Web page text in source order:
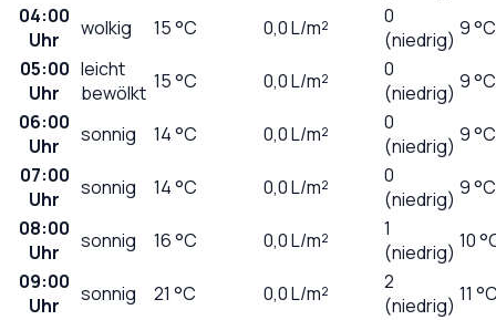
04:00
Uhr
wolkig 15°C 0,0L/m²
0
(niedrig) 9 °C
05:00
Uhr
leicht
bewölkt 15°C 0,0L/m²
0
(niedrig) 9 °C
06:00
Uhr
sonnig 14°C 0,0L/m²
0
(niedrig) 9 °C
07:00
Uhr
sonnig 14°C 0,0L/m²
0
(niedrig) 9 °C
08:00
Uhr
sonnig 16°C 0,0L/m²
1
(niedrig) 10
09:00
Uhr
sonnig 21 °C 0,0L/m²
2
(niedrig) 11